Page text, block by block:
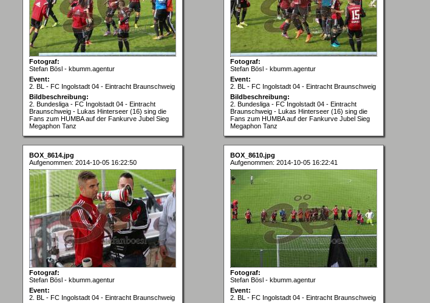
Fotograf:
Stefan Bösl - kbumm.agentur
Event:
2. BL - FC Ingolstadt 04 - Eintracht Braunschweig
Bildbeschreibung:
2. Bundesliga - FC Ingolstadt 04 - Eintracht
Braunschweig - Lukas Hinterseer (16) sing die
Fans zum HUMBA auf der Fankurve Jubel Sieg
Megaphon Tanz
Fotograf:
Stefan Bösl - kbumm.agentur
Event:
2. BL - FC Ingolstadt 04 - Eintracht Braunschweig
Bildbeschreibung:
2. Bundesliga - FC Ingolstadt 04 - Eintracht
Braunschweig - Lukas Hinterseer (16) sing die
Fans zum HUMBA auf der Fankurve Jubel Sieg
Megaphon Tanz
BOX_8614.jpg
Aufgenommen: 2014-10-05 16:22:50
Fotograf:
Stefan Bösl - kbumm.agentur
Event:
2. BL - FC Ingolstadt 04 - Eintracht Braunschweig
BOX_8610.jpg
Aufgenommen: 2014-10-05 16:22:41
Fotograf:
Stefan Bösl - kbumm.agentur
Event:
2. BL - FC Ingolstadt 04 - Eintracht Braunschweig